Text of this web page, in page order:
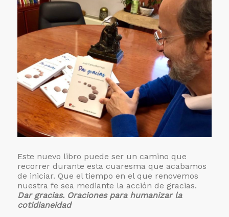
Este nuevo libro puede ser un camino que
recorrer durante esta cuaresma que acabamos
de iniciar. Que el tiempo en el que renovemos
nuestra fe sea mediante la acción de gracias.
Dar gracias. Oraciones para humanizar la
cotidianeidad